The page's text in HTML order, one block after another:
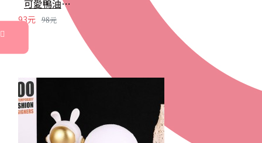
可愛鴨油刷瓶 油刷 矽膠刷 烤肉刷 醬料刷 油罐 調料罐 奶油刷 烘焙 烤肉 中秋
93元 98元